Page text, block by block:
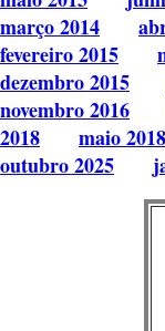
março 2014
fevereiro 2015
dezembro 2015
novembro 2016
2018
maio 2018
outubro 2025